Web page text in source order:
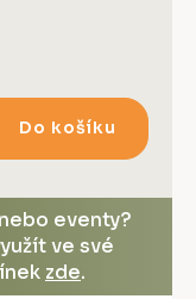
Do košíku
eventy?
ve své
zde.